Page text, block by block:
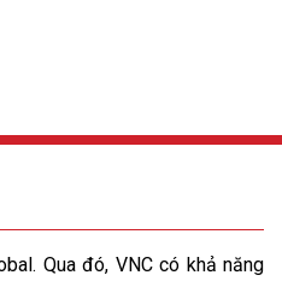
Qua đó, VNC có khả năng